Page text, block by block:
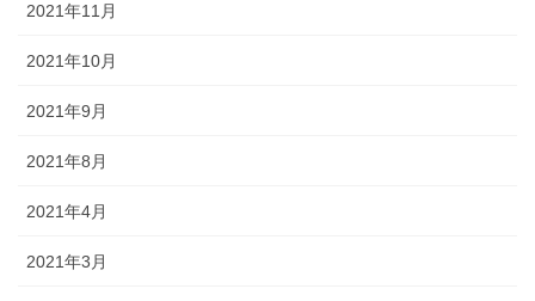
2021年11月
2021年10月
2021年9月
2021年8月
2021年4月
2021年3月